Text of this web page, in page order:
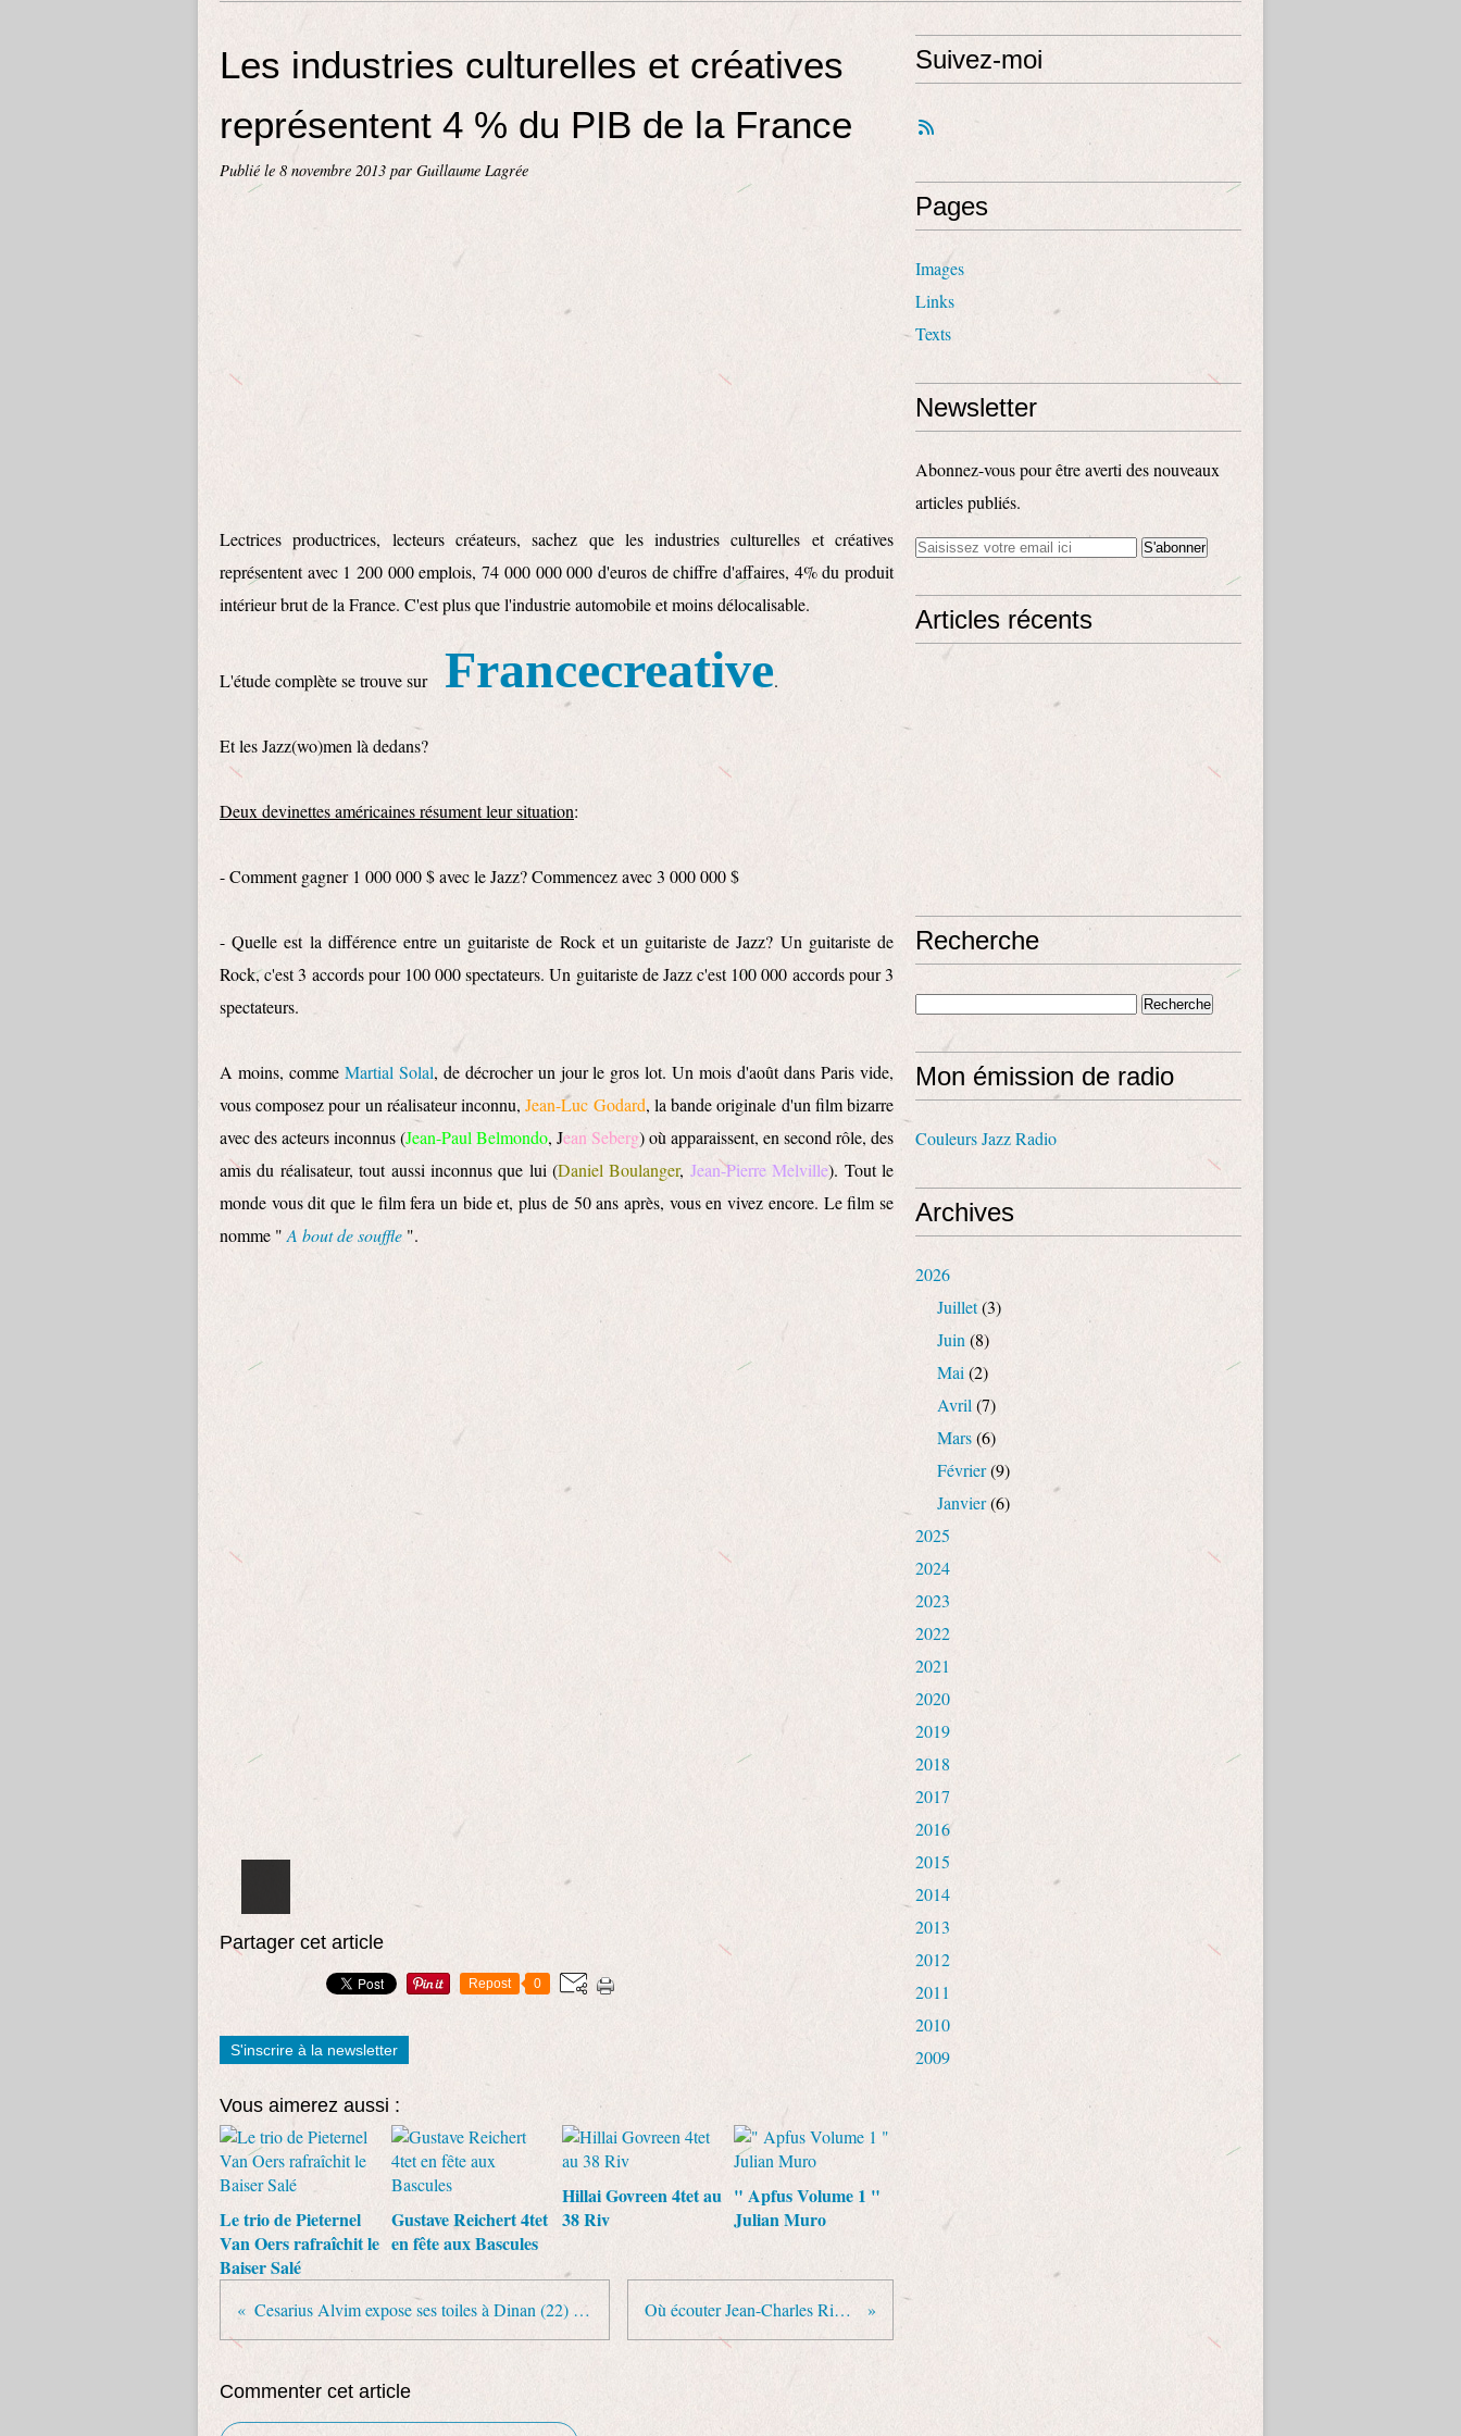
Les industries culturelles et créatives
représentent 4 % du PIB de la France
Publié le 8 novembre 2013 par Guillaume Lagrée
Lectrices productrices, lecteurs créateurs, sachez que les industries culturelles et créatives
représentent avec 1 200 000 emplois, 74 000 000 000 d'euros de chiffre d'affaires, 4% du produit
intérieur brut de la France. C'est plus que l'industrie automobile et moins délocalisable.
L'étude complète se trouve sur Francecreative.
Et les Jazz(wo)men là dedans?
Deux devinettes américaines résument leur situation:
- Comment gagner 1 000 000 $ avec le Jazz? Commencez avec 3 000 000 $
- Quelle est la différence entre un guitariste de Rock et un guitariste de Jazz? Un guitariste de
Rock, c'est 3 accords pour 100 000 spectateurs. Un guitariste de Jazz c'est 100 000 accords pour 3
spectateurs.
A moins, comme Martial Solal, de décrocher un jour le gros lot. Un mois d'août dans Paris vide,
vous composez pour un réalisateur inconnu,Jean-Luc Godard, la bande originale d'un film bizarre
avec des acteurs inconnus (Jean-Paul Belmondo, Jean Seberg) où apparaissent, en second rôle, des
amis du réalisateur, tout aussi inconnus que lui (Daniel Boulanger, Jean-Pierre Melville). Tout le
monde vous dit que le film fera un bide et, plus de 50 ans après, vous en vivez encore. Le film se
nomme " A bout de souffle ".
Partager cet article
Repost 0
S'inscrire à la newsletter
Vous aimerez aussi :
Le trio de Pieternel
Van Oers rafraîchit le
Baiser Salé
Gustave Reichert 4tet
en fête aux Bascules
Hillai Govreen 4tet au
38 Riv
" Apfus Volume 1 "
Julian Muro
Cesarius Alvim expose ses toiles à Dinan (22) du 21 novembre au 8 décembre 2013 Où écouter Jean-Charles Richard en novembre 2013?
Commenter cet article
Suivez-moi
Pages
Images
Links
Texts
Newsletter
Abonnez-vous pour être averti des nouveaux
articles publiés.
Articles récents
Recherche
Mon émission de radio
Couleurs Jazz Radio
Archives
2026
Juillet(3)
Juin (8)
Mai (2)
Avril (7)
Mars(6)
Février(9)
Janvier(6)
2025
2024
2023
2022
2021
2020
2019
2018
2017
2016
2015
2014
2013
2012
2011
2010
2009